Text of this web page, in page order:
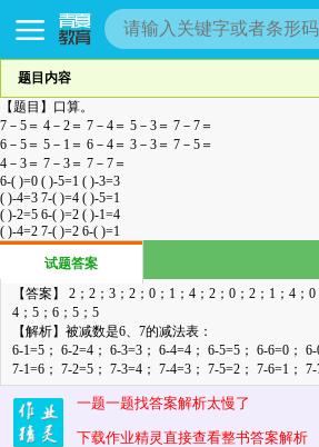
题目内容
【题目】 口算。
7－5＝ 4－2＝ 7－4＝ 5－3＝ 7－7＝
6－5＝ 5－1＝ 6－4＝ 3－3＝ 7－5＝
4－3＝ 7－3＝ 7－7＝
6-( )=0 ( )-5=1 ( )-3=3
( )-4=3 7-( )=4 ( )-5=1
( )-2=5 6-( )=2 ( )-1=4
( )-4=2 7-( )=2 6-( )=1
试题答案
【答案】 2；2；3；2；0；1；4；2；0；2；1；4；
4；5；6；5；5
【解析】 被减数是6、7的减法表：
6-1=5； 6-2=4； 6-3=3； 6-4=4； 6-5=5； 6-6=0； 6-
7-1=6； 7-2=5； 7-3=4； 7-4=3； 7-5=2； 7-6=1； 7-
一题一题找答案解析太慢了
下载作业精灵直接查看整书答案解析